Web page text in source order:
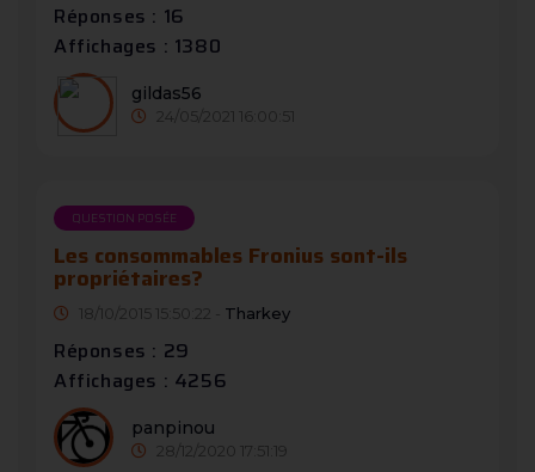
Réponses : 16
Affichages : 1380
gildas56
24/05/2021 16:00:51
QUESTION POSÉE
Les consommables Fronius sont-ils
propriétaires?
18/10/2015 15:50:22 - Tharkey
Réponses : 29
Affichages : 4256
panpinou
28/12/2020 17:51:19